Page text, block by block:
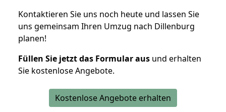
Kontaktieren Sie uns noch heute und lassen Sie
uns gemeinsam Ihren Umzug nach Dillenburg
planen!
Füllen Sie jetzt das Formular aus und erhalten
Sie kostenlose Angebote.
Kostenlose Angebote erhalten